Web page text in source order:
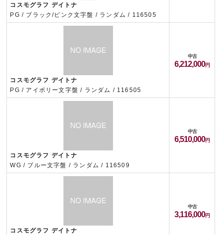
コスモグラフ デイトナ
PG / ブラック/ピンク文字盤 / ランダム / 116505
コスモグラフ デイトナ
PG / アイボリー文字盤 / ランダム / 116505
中古
6,212,000
コスモグラフ デイトナ
WG / ブルー文字盤 / ランダム / 116509
中古
6,510,000
コスモグラフ デイトナ
中古
3,116,000